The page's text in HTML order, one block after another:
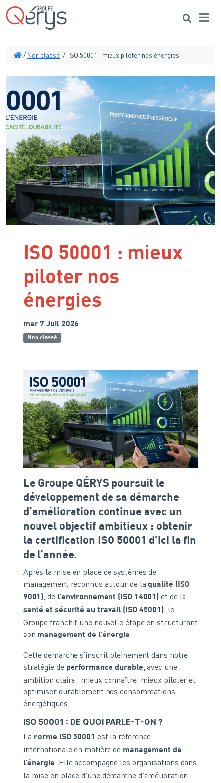
Search
/ Non classé / ISO 50001 : mieux piloter nos énergies
ISO 50001 : mieux
piloter nos
énergies
mar 7 Juil 2026
Non classé
Le Groupe QÉRYS poursuit le
développement de sa démarche
d’amélioration continue avec un
nouvel objectif ambitieux : obtenir
la certification ISO 50001 d’ici la fin
de l’année.
Après la mise en place de systèmes de
management reconnus autour de la qualité (ISO
9001), de l’environnement (ISO 14001) et de la
santé et sécurité au travail (ISO 45001), le
Groupe franchit une nouvelle étape en structurant
son management de l’énergie.
Cette démarche s’inscrit pleinement dans notre
stratégie de performance durable, avec une
ambition claire : mieux connaître, mieux piloter et
optimiser durablement nos consommations
énergétiques.
ISO 50001 : DE QUOI PARLE-T-ON ?
La norme ISO 50001 est la référence
internationale en matière de management de
l’énergie. Elle accompagne les organisations dans
la mise en place d’une démarche d’amélioration